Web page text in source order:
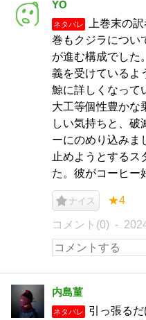
YO
ネタバレ
上巻末の
巻もクジラについ
が進む構成でした
義を受けているよ
鯨に詳しくなって
大工等個性豊かな
しい気持ちと、破
ーにのめり込みま
止めようとするス
た。彼がコーヒー
ナイス ★4
コメント(0)
内島菫
ネタバレ
引っ張る